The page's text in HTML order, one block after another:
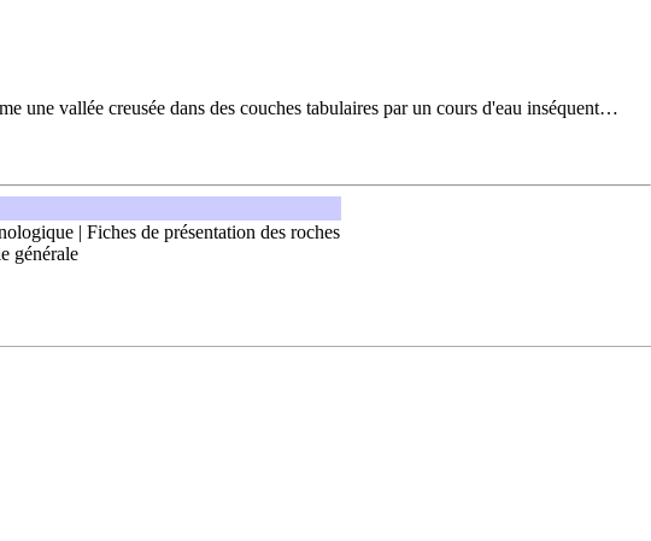
une vallée creusée dans des couches tabulaires par un cours d'eau inséquent…
| Fiches de présentation des roches
générale